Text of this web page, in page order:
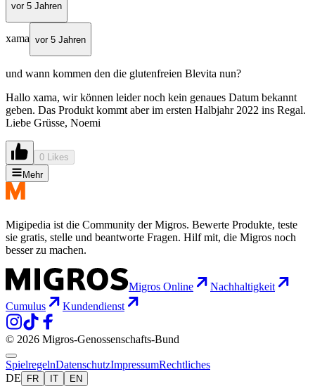
vor 5 Jahren
xama vor 5 Jahren
und wann kommen den die glutenfreien Blevita nun?
Hallo xama, wir können leider noch kein genaues Datum bekannt
geben. Das Produkt kommt aber im ersten Halbjahr 2022 ins Regal.
Liebe Grüsse, Noemi
0 Likes
Mehr
Migipedia ist die Community der Migros. Bewerte Produkte, teste
sie gratis, stelle und beantworte Fragen. Hilf mit, die Migros noch
besser zu machen.
Migros Online
Nachhaltigkeit
Cumulus
Kundendienst
© 2026 Migros-Genossenschafts-Bund
SpielregelnDatenschutzImpressumRechtliches
DE
FR IT EN